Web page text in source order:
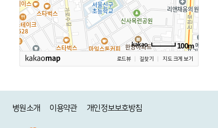
100m
로드뷰 길찾기 지도 크게 보기
병원소개 이용약관 개인정보보호방침